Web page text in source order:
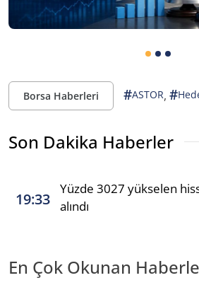
Borsa Haberleri #ASTOR, #
Son Dakika Haberler
19:33
Yüzde 3027 yükselen
alındı
En Çok Okunan